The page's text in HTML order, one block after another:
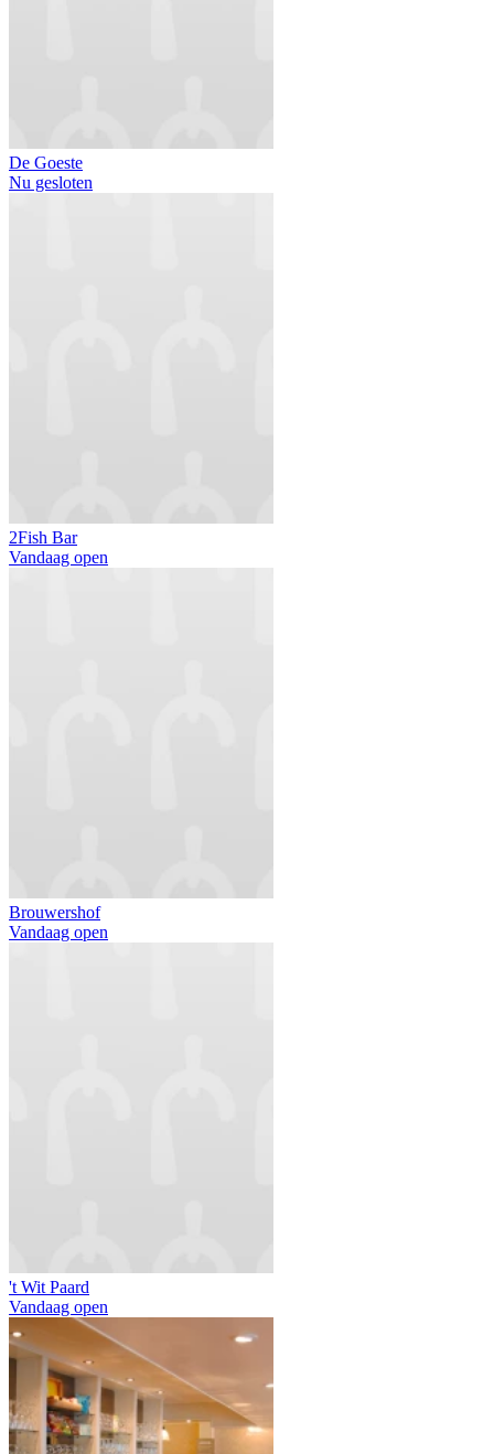
De Goeste
Nu gesloten
2Fish Bar
Vandaag open
Brouwershof
Vandaag open
't Wit Paard
Vandaag open